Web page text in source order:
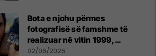
Bota e njohu përmes
fotografisë së famshme të
realizuar në vitin 1999,
pensionohet Xajë Mustafa
02/06/2026